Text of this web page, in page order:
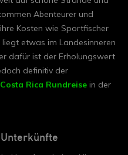
Abenteurer und
Kosten wie Sportfischer
etwas im Landesinneren
dafür ist der Erholungswert
definitiv der
Costa Rica Rundreise in der